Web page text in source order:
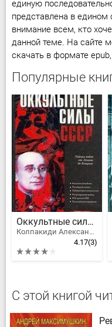
единую
представлена в едином
внимание всем, кто
данной теме. На сайте
скачать в формате
Популярные
Оккультные силы СССР
Колпакиди Александр Иванович
4.17(3)
С этой книгой